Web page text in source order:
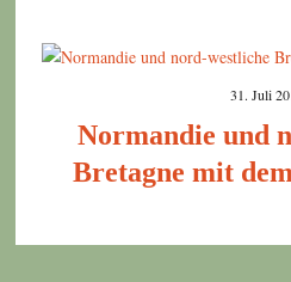
31. Juli
Normandie und
Bretagne mit